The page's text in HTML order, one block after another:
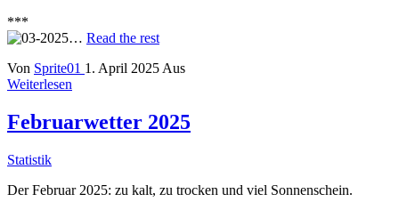
***
… Read the rest
Von Sprite01 1. April 2025 Aus
Weiterlesen
Februarwetter 2025
Statistik
Der Februar 2025: zu kalt, zu trocken und viel Sonnenschein.